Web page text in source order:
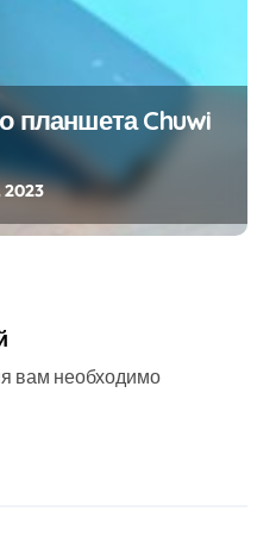
планшета Chuwi
2023
вам необходимо